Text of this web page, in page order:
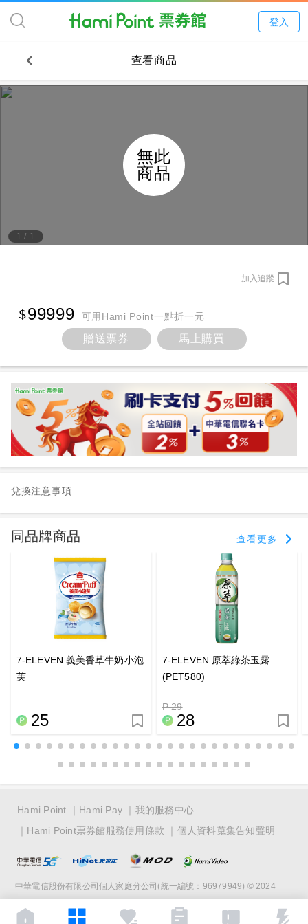
登入
查看商品
1 / 1
無此
商品
加入追蹤
99999 可用Hami Point一點折一元
贈送票券 馬上購買
兌換注意事項
同品牌商品 查看更多
7-ELEVEN 義美香草牛奶小泡
芙
25
7-ELEVEN 原萃綠茶玉露
(PET580)
P 29
28
Hami Point Hami Pay
我的服務中心
Hami Point票券館服務使用條款
個人資料蒐集告知聲明
中華電信股份有限公司個人家庭分公司(統一編號：96979949) © 2024